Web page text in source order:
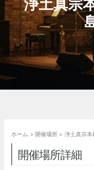
浄土真宗
ホーム 開催場所 浄土真宗
開催場所詳細